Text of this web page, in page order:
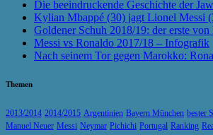
Die beeindruckende Geschichte der
Kylian Mbappé (30) jagt Lionel Messi
Goldener Schuh 2018/19: der erste
Messi vs Ronaldo 2017/18 – Infografik
Nach seinem Tor gegen Marokko:
Themen
2013/2014 2014/2015 Argentinien Bayern München bester
Manuel Neuer Messi Neymar Pichichi Portugal Ranking